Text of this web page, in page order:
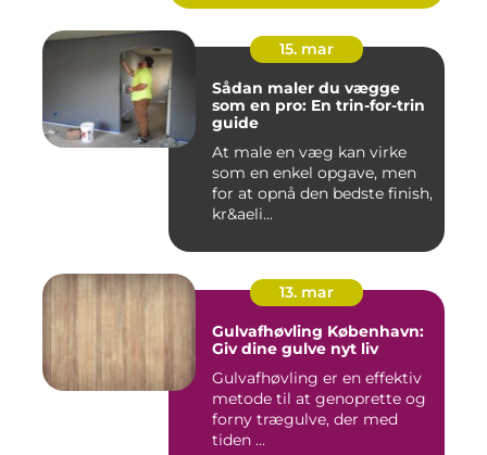
15. mar
Sådan maler du vægge
som en pro: En trin-for-trin
guide
At male en væg kan virke
som en enkel opgave, men
for at opnå den bedste finish,
kr&aeli...
13. mar
Gulvafhøvling København:
Giv dine gulve nyt liv
Gulvafhøvling er en effektiv
metode til at genoprette og
forny trægulve, der med
tiden ...